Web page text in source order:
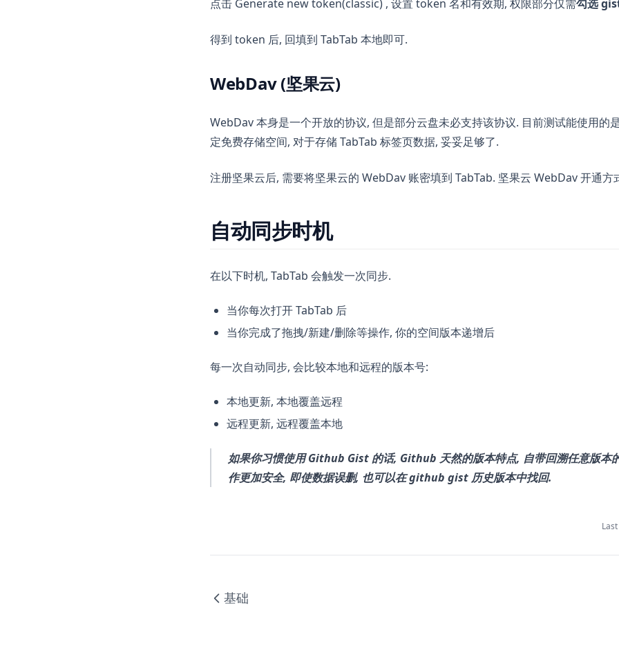
点击 Generate new token(classic) , 设置 token 名和有效期, 权限部分仅需勾选
得到 token 后, 回填到 TabTab 本地即可.
WebDav (坚果云)
WebDav 本身是一个开放的协议, 但是部分云盘未必支持该协议. 目前测试能使用的
定免费存储空间, 对于存储 TabTab 标签页数据, 妥妥足够了.
注册坚果云后, 需要将坚果云的 WebDav 账密填到 TabTab. 坚果云 WebDav 开通方
自动同步时机
在以下时机, TabTab 会触发一次同步.
当你每次打开 TabTab 后
当你完成了拖拽/新建/删除等操作, 你的空间版本递增后
每一次自动同步, 会比较本地和远程的版本号:
本地更新, 本地覆盖远程
远程更新, 远程覆盖本地
如果你习惯使用 Github Gist 的话, Github 天然的版本特点, 自带回溯任意版本
作更加安全, 即使数据误删, 也可以在 github gist 历史版本中找回.
基础